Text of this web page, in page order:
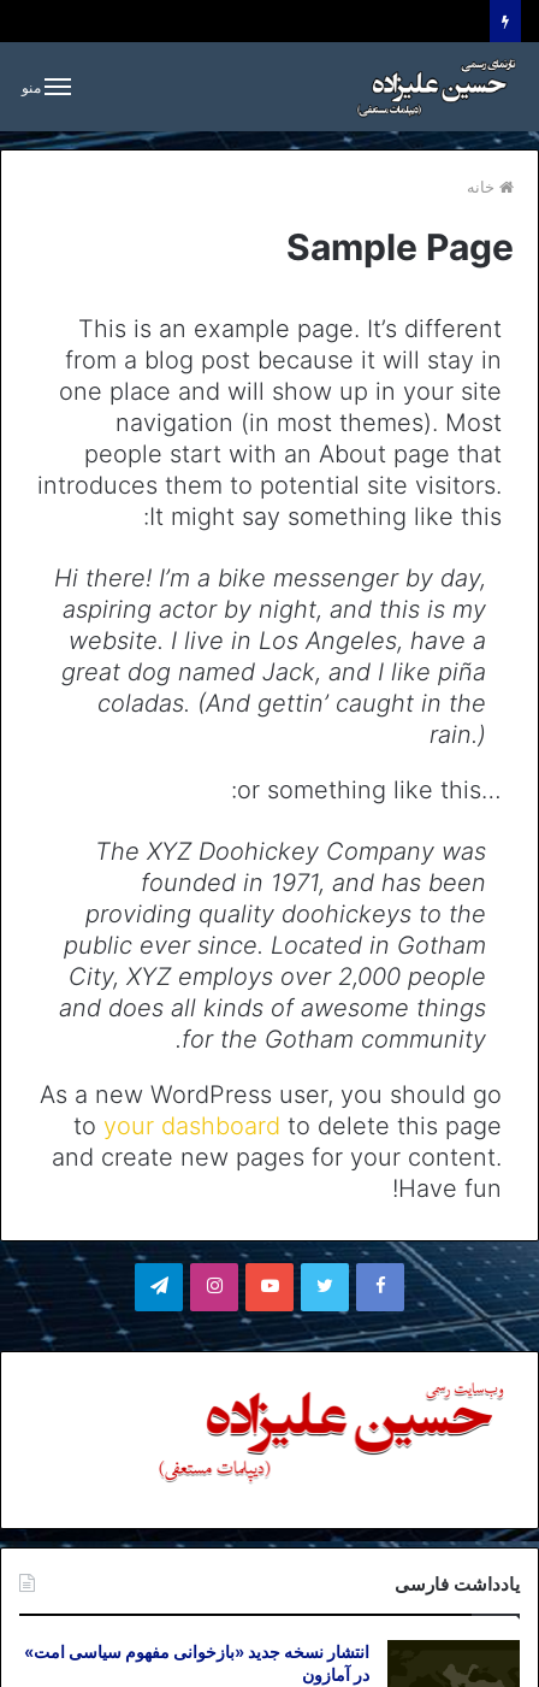
منو
خانه
Sample Page
This is an example page. It’s different
from a blog post because it will stay in
one place and will show up in your site
navigation (in most themes). Most
people start with an About page that
introduces them to potential site visitors.
It might say something like this:
Hi there! I’m a bike messenger by day,
aspiring actor by night, and this is my
website. I live in Los Angeles, have a
great dog named Jack, and I like piña
coladas. (And gettin’ caught in the
rain.)
…or something like this:
The XYZ Doohickey Company was
founded in 1971, and has been
providing quality doohickeys to the
public ever since. Located in Gotham
City, XYZ employs over 2,000 people
and does all kinds of awesome things
for the Gotham community.
As a new WordPress user, you should go
to your dashboard to delete this page
and create new pages for your content.
Have fun!
فیسبوک توییتر یوتیوباینستاگرامتلگرام
یادداشت فارسی
انتشار نسخه جدید «بازخوانی مفهوم سیاسی امت»
در آمازون